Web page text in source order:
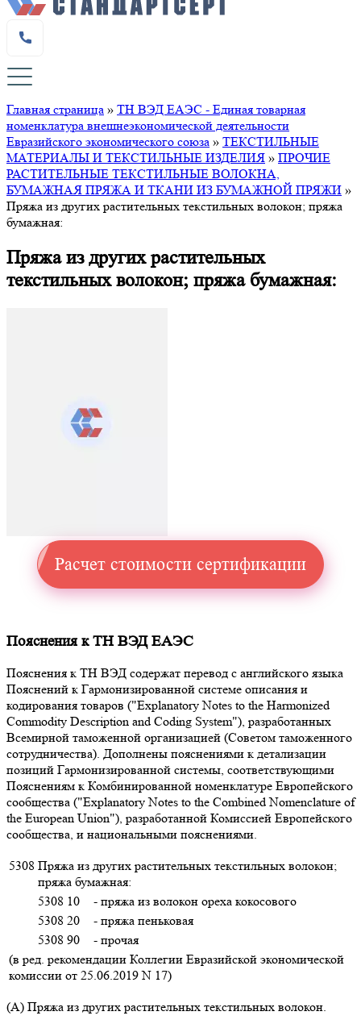
Главная страница » ТН ВЭД ЕАЭС - Единая товарная
номенклатура внешнеэкономической деятельности
Евразийского экономического союза » ТЕКСТИЛЬНЫЕ
МАТЕРИАЛЫ И ТЕКСТИЛЬНЫЕ ИЗДЕЛИЯ » ПРОЧИЕ
РАСТИТЕЛЬНЫЕ ТЕКСТИЛЬНЫЕ ВОЛОКНА,
БУМАЖНАЯ ПРЯЖА И ТКАНИ ИЗ БУМАЖНОЙ ПРЯЖИ »
Пряжа из других растительных текстильных волокон; пряжа
бумажная:
Пряжа из других растительных
текстильных волокон; пряжа бумажная:
Расчет стоимости сертификации
Пояснения к ТН ВЭД ЕАЭС
Пояснения к ТН ВЭД содержат перевод с английского языка
Пояснений к Гармонизированной системе описания и
кодирования товаров ("Explanatory Notes to the Harmonized
Commodity Description and Coding System"), разработанных
Всемирной таможенной организацией (Советом таможенного
сотрудничества). Дополнены пояснениями к детализации
позиций Гармонизированной системы, соответствующими
Пояснениям к Комбинированной номенклатуре Европейского
сообщества ("Explanatory Notes to the Combined Nomenclature of
the European Union"), разработанной Комиссией Европейского
сообщества, и национальными пояснениями.
5308 Пряжа из других растительных текстильных волокон;
пряжа бумажная:
5308 10
- пряжа из волокон ореха кокосового
5308 20
- пряжа пеньковая
5308 90
- прочая
(в ред. рекомендации Коллегии Евразийской экономической
комиссии от 25.06.2019 N 17)
(А) Пряжа из других растительных текстильных волокон.